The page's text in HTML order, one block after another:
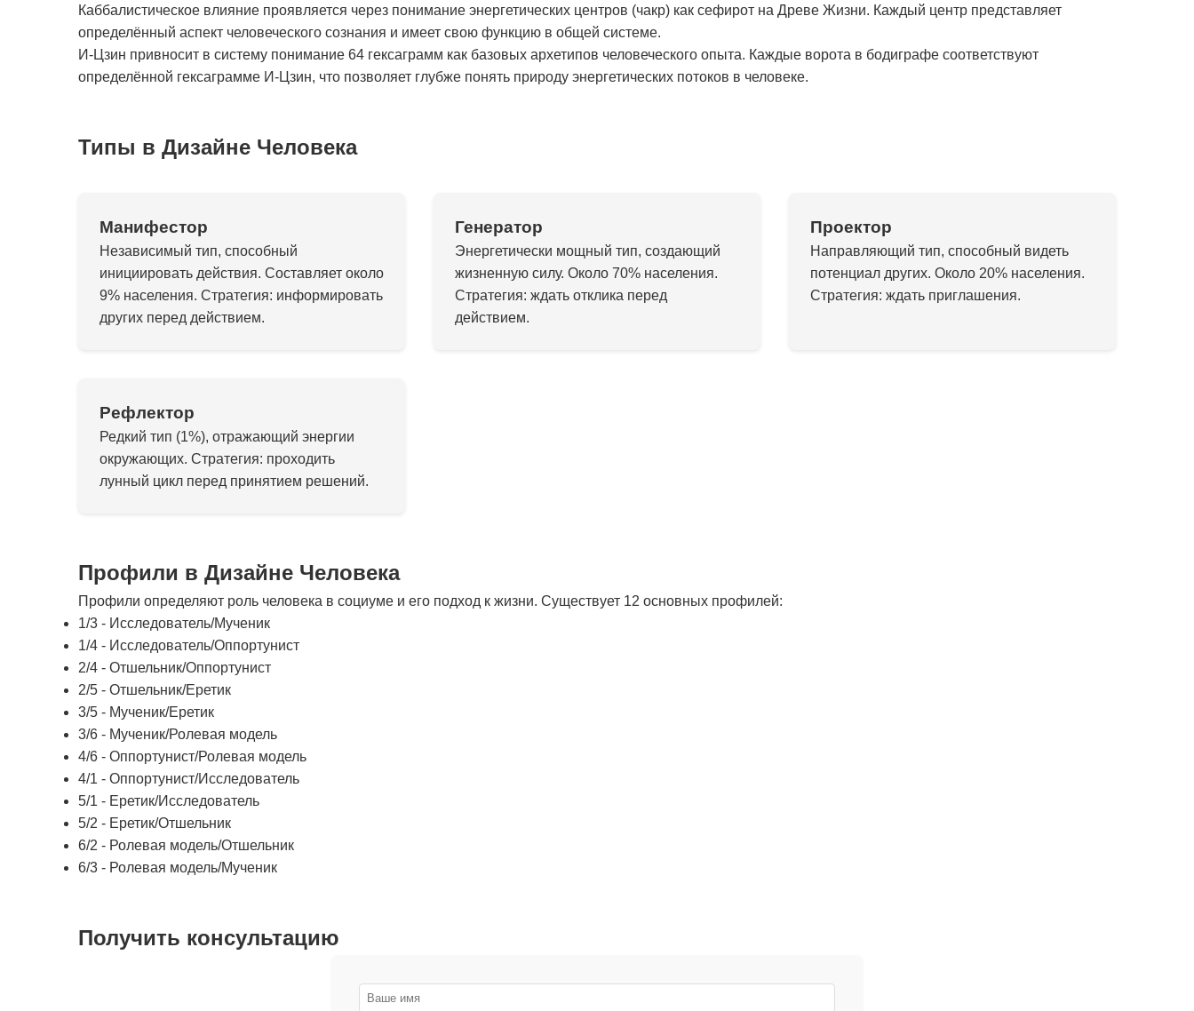
Каббалистическое влияние проявляется через понимание энергетических центров (чакр) как сефирот на Древе Жизни. Каждый центр представляет
определённый аспект человеческого сознания и имеет свою функцию в общей системе.
И-Цзин привносит в систему понимание 64 гексаграмм как базовых архетипов человеческого опыта. Каждые ворота в бодиграфе соответствуют
определённой гексаграмме И-Цзин, что позволяет глубже понять природу энергетических потоков в человеке.
Типы в Дизайне Человека
Манифестор
Независимый тип, способный
инициировать действия. Составляет около
9% населения. Стратегия: информировать
других перед действием.
Генератор
Энергетически мощный тип, создающий
жизненную силу. Около 70% населения.
Стратегия: ждать отклика перед
действием.
Проектор
Направляющий тип, способный видеть
потенциал других. Около 20% населения.
Стратегия: ждать приглашения.
Рефлектор
Редкий тип (1%), отражающий энергии
окружающих. Стратегия: проходить
лунный цикл перед принятием решений.
Профили в Дизайне Человека
Профили определяют роль человека в социуме и его подход к жизни. Существует 12 основных профилей:
1/3 - Исследователь/Мученик
1/4 - Исследователь/Оппортунист
2/4 - Отшельник/Оппортунист
2/5 - Отшельник/Еретик
3/5 - Мученик/Еретик
3/6 - Мученик/Ролевая модель
4/6 - Оппортунист/Ролевая модель
4/1 - Оппортунист/Исследователь
5/1 - Еретик/Исследователь
5/2 - Еретик/Отшельник
6/2 - Ролевая модель/Отшельник
6/3 - Ролевая модель/Мученик
Получить консультацию